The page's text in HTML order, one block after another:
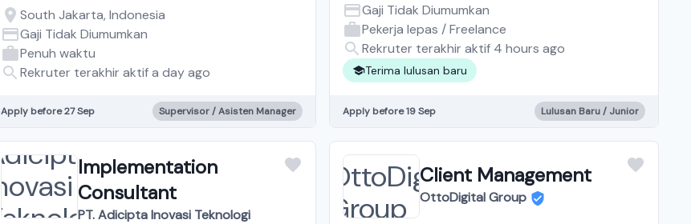
South Jakarta, Indonesia
Gaji Tidak Diumumkan
Penuh waktu
Rekruter terakhir aktif a day ago
Apply before 27 Sep Supervisor / Asisten Manager
Gaji Tidak Diumumkan
Pekerja lepas / Freelance
Rekruter terakhir aktif 4 hours ago
Terima lulusan baru
Apply before 19 Sep Lulusan Baru / Junior
Implementation
Consultant
PT. Adicipta Inovasi Teknologi
Client Management
OttoDigital Group